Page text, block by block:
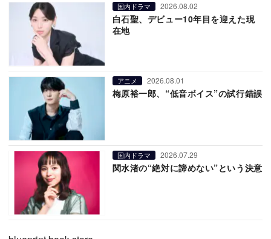
国内ドラマ 2026.08.02
白石聖、デビュー10年目を迎えた現
在地
アニメ 2026.08.01
梅原裕一郎、“低音ボイス”の試行錯誤
国内ドラマ 2026.07.29
関水渚の“絶対に諦めない”という決意